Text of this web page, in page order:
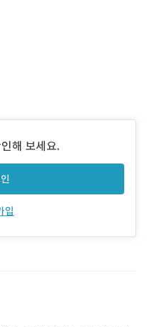
해 보세요.
입